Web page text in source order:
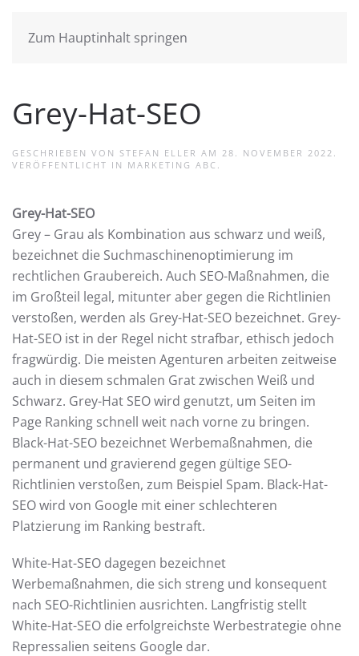
Zum Hauptinhalt springen
Grey-Hat-SEO
GESCHRIEBEN VON STEFAN ELLER AM 28. NOVEMBER 2022 .
VERÖFFENTLICHT IN MARKETING ABC .
Grey-Hat-SEO
Grey – Grau als Kombination aus schwarz und weiß,
bezeichnet die Suchmaschinenoptimierung im
rechtlichen Graubereich. Auch SEO-Maßnahmen, die
im Großteil legal, mitunter aber gegen die Richtlinien
verstoßen, werden als Grey-Hat-SEO bezeichnet. Grey-
Hat-SEO ist in der Regel nicht strafbar, ethisch jedoch
fragwürdig. Die meisten Agenturen arbeiten zeitweise
auch in diesem schmalen Grat zwischen Weiß und
Schwarz. Grey-Hat SEO wird genutzt, um Seiten im
Page Ranking schnell weit nach vorne zu bringen.
Black-Hat-SEO bezeichnet Werbemaßnahmen, die
permanent und gravierend gegen gültige SEO-
Richtlinien verstoßen, zum Beispiel Spam. Black-Hat-
SEO wird von Google mit einer schlechteren
Platzierung im Ranking bestraft.
White-Hat-SEO dagegen bezeichnet
Werbemaßnahmen, die sich streng und konsequent
nach SEO-Richtlinien ausrichten. Langfristig stellt
White-Hat-SEO die erfolgreichste Werbestrategie ohne
Repressalien seitens Google dar.